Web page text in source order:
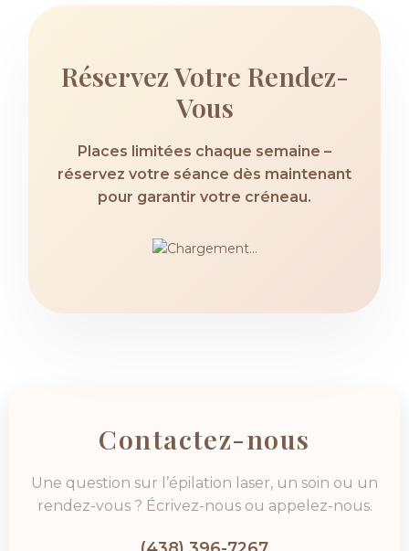
Réservez Votre Rendez-
Vous
Places limitées chaque semaine –
réservez votre séance dès maintenant
pour garantir votre créneau.
Contactez-nous
Une question sur l’épilation laser, un soin ou un
rendez-vous ? Écrivez-nous ou appelez-nous.